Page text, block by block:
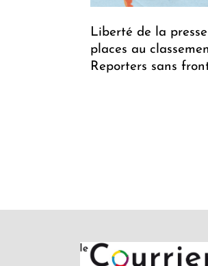
Liberté de la
places au
Reporters sans